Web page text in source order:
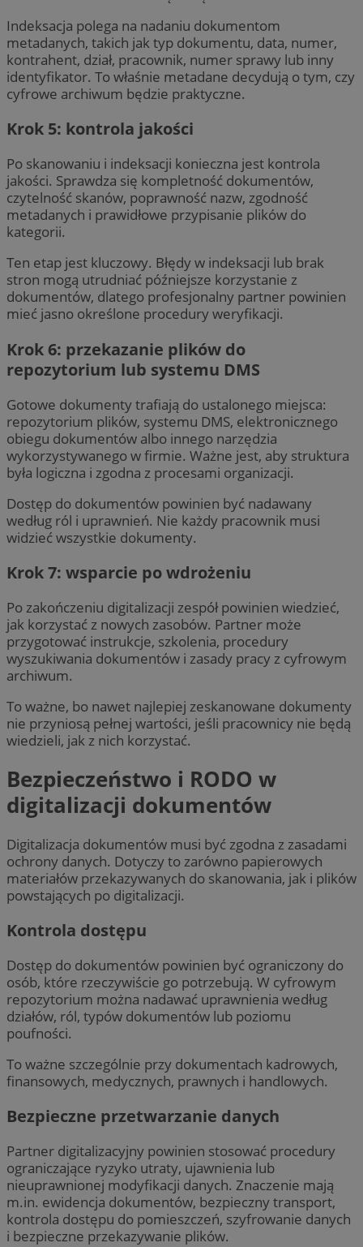
Indeksacja polega na nadaniu dokumentom
metadanych, takich jak typ dokumentu, data, numer,
kontrahent, dział, pracownik, numer sprawy lub inny
identyfikator. To właśnie metadane decydują o tym, czy
cyfrowe archiwum będzie praktyczne.
Krok 5: kontrola jakości
Po skanowaniu i indeksacji konieczna jest kontrola
jakości. Sprawdza się kompletność dokumentów,
czytelność skanów, poprawność nazw, zgodność
metadanych i prawidłowe przypisanie plików do
kategorii.
Ten etap jest kluczowy. Błędy w indeksacji lub brak
stron mogą utrudniać późniejsze korzystanie z
dokumentów, dlatego profesjonalny partner powinien
mieć jasno określone procedury weryfikacji.
Krok 6: przekazanie plików do
repozytorium lub systemu DMS
Gotowe dokumenty trafiają do ustalonego miejsca:
repozytorium plików, systemu DMS, elektronicznego
obiegu dokumentów albo innego narzędzia
wykorzystywanego w firmie. Ważne jest, aby struktura
była logiczna i zgodna z procesami organizacji.
Dostęp do dokumentów powinien być nadawany
według ról i uprawnień. Nie każdy pracownik musi
widzieć wszystkie dokumenty.
Krok 7: wsparcie po wdrożeniu
Po zakończeniu digitalizacji zespół powinien wiedzieć,
jak korzystać z nowych zasobów. Partner może
przygotować instrukcje, szkolenia, procedury
wyszukiwania dokumentów i zasady pracy z cyfrowym
archiwum.
To ważne, bo nawet najlepiej zeskanowane dokumenty
nie przyniosą pełnej wartości, jeśli pracownicy nie będą
wiedzieli, jak z nich korzystać.
Bezpieczeństwo i RODO w
digitalizacji dokumentów
Digitalizacja dokumentów musi być zgodna z zasadami
ochrony danych. Dotyczy to zarówno papierowych
materiałów przekazywanych do skanowania, jak i plików
powstających po digitalizacji.
Kontrola dostępu
Dostęp do dokumentów powinien być ograniczony do
osób, które rzeczywiście go potrzebują. W cyfrowym
repozytorium można nadawać uprawnienia według
działów, ról, typów dokumentów lub poziomu
poufności.
To ważne szczególnie przy dokumentach kadrowych,
finansowych, medycznych, prawnych i handlowych.
Bezpieczne przetwarzanie danych
Partner digitalizacyjny powinien stosować procedury
ograniczające ryzyko utraty, ujawnienia lub
nieuprawnionej modyfikacji danych. Znaczenie mają
m.in. ewidencja dokumentów, bezpieczny transport,
kontrola dostępu do pomieszczeń, szyfrowanie danych
i bezpieczne przekazywanie plików.